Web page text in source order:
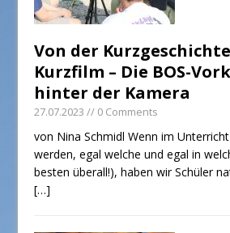
Von der
Kurzfilm – Die BOS-
hinter der Kamera
27.07.2023 // 0 Comments
von Nina Schmidl Wenn im
werden, egal welche und egal in
besten überall!), haben wir Schüler
[…]